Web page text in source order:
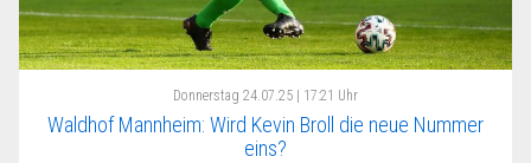
Donnerstag 24.07.25 | 17:21 Uhr
Waldhof Mannheim: Wird Kevin Broll die neue Nummer
eins?